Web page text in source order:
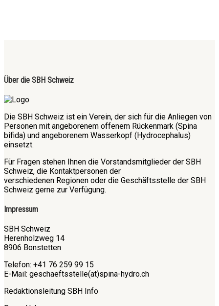
Über die SBH Schweiz
Die SBH Schweiz ist ein Verein, der sich für die Anliegen von
Personen mit angeborenem offenem Rückenmark (Spina
bifida) und angeborenem Wasserkopf (Hydrocephalus)
einsetzt.
Für Fragen stehen Ihnen die Vorstandsmitglieder der SBH
Schweiz, die Kontaktpersonen der
verschiedenen Regionen oder die Geschäftsstelle der SBH
Schweiz gerne zur Verfügung.
Impressum
SBH Schweiz
Herenholzweg 14
8906 Bonstetten
Telefon: +41 76 259 99 15
E-Mail: geschaeftsstelle(at)spina-hydro.ch
Redaktionsleitung SBH Info